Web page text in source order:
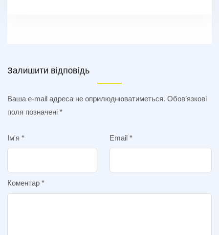
Залишити відповідь
Ваша e-mail адреса не оприлюднюватиметься. Обов’язкові
поля позначені *
Ім'я * Email *
Коментар *